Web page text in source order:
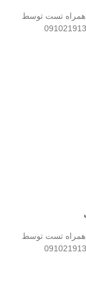
همراه تست توسط
همراه تست توسط